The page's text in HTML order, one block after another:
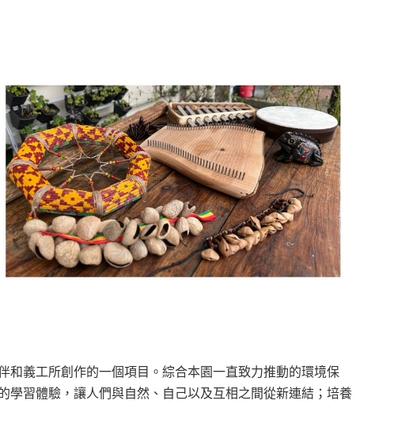
和義工所創作的一個項目。綜合本園一直致力推動的環境保
習體驗，讓人們與自然、自己以及互相之間從新連結；培養